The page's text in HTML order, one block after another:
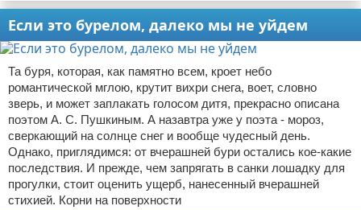
Если это бурелом, далеко мы не уйдем
Та буря, которая, как памятно всем, кроет небо
романтической мглою, крутит вихри снега, воет, словно
зверь, и может заплакать голосом дитя, прекрасно описана
поэтом А. С. Пушкиным. А назавтра уже у поэта - мороз,
сверкающий на солнце снег и вообще чудесный день.
Однако, приглядимся: от вчерашней бури остались кое-какие
последствия. И прежде, чем запрягать в санки лошадку для
прогулки, стоит оценить ущерб, нанесенный вчерашней
стихией. Корни на поверхности